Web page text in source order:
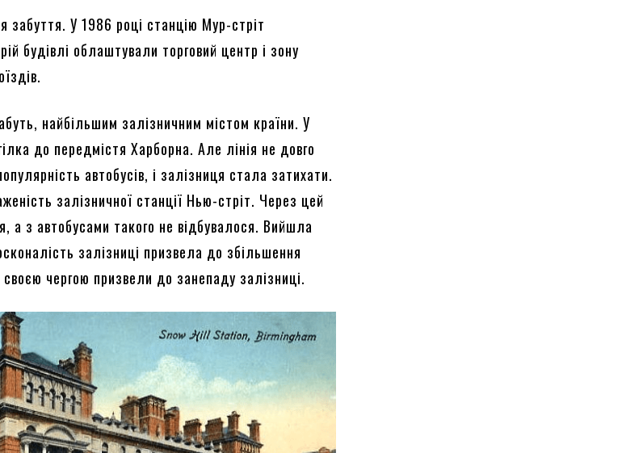
забуття. У 1986 році станцію Мур-стріт
будівлі облаштували торговий центр і зону
найбільшим залізничним містом країни. У
до передмістя Харборна. Але лінія не довго
автобусів, і залізниця стала затихати.
залізничної станції Нью-стріт. Через цей
а з автобусами такого не відбувалося. Вийшла
залізниці призвела до збільшення
своєю чергою призвели до занепаду залізниці.